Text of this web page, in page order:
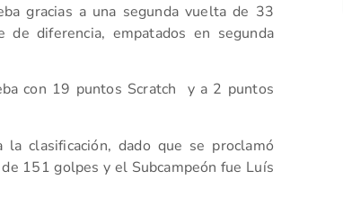
gracias a una segunda vuelta de 33
diferencia, empatados en segunda
con 19 puntos Scratch y a 2 puntos
clasificación, dado que se proclamó
151 golpes y el Subcampeón fue Luís